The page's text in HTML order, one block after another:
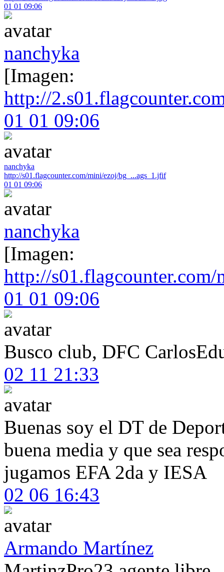
01 01 09:06
nanchyka
[Imagen:
http://
01 01 09:06
nanchyka
http://s01.flagcounter.com/mini/ezoj/bg_...ags_1.jfif
01 01 09:06
nanchyka
[Imagen:
http://
01 01 09:06
Busco club, DFC
02 11 21:33
Buenas soy el DT de
buena media y que sea
jugamos EFA 2da y IESA
02 06 16:43
Armando Martínez